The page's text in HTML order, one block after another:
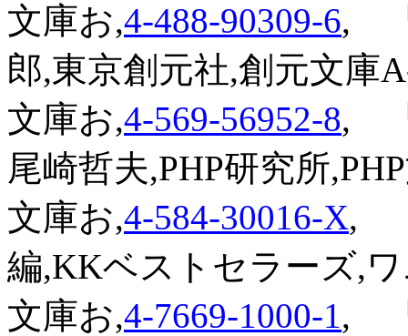
文庫お,4-488-90309-6,
郎,東京創元社,創元文庫
文庫お,4-569-56952-8,
尾崎哲夫,PHP研究所
文庫お,4-584-30016-X,
編,KKベストセラーズ,
文庫お,4-7669-1000-1,